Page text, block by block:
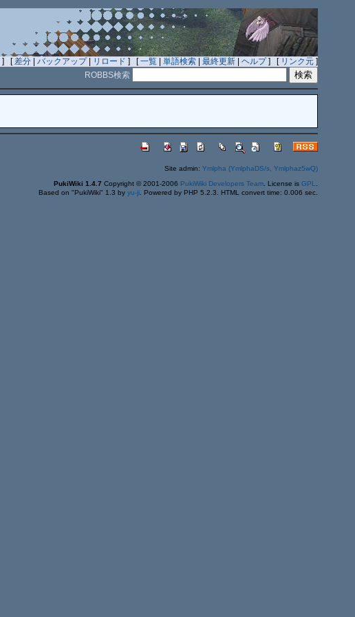
] [ 差分 |バックアップ| リロード ] [一覧 |単語検索 |最終更新 |ヘルプ] [ リンク元 ]
ROBBS検索
Site admin:Ymlpha (YmlphaDS/s, Ymlphaz5wQ)
PukiWiki 1.4.7 Copyright © 2001-2006 PukiWiki Developers Team . License isGPL
Based on "PukiWiki" 1.3 byyu-ji . Powered by PHP 5.2.3. HTML convert time: 0.006 sec.